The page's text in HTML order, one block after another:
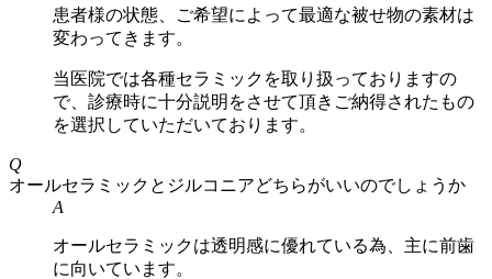
患者様の状態、ご希望によって最適な被せ物の素材は
変わってきます。
当医院では各種セラミックを取り扱っておりますの
で、診療時に十分説明をさせて頂きご納得されたもの
を選択していただいております。
Q
オールセラミックとジルコニアどちらがいいのでしょうか
A
オールセラミックは透明感に優れている為、主に前歯
に向いています。